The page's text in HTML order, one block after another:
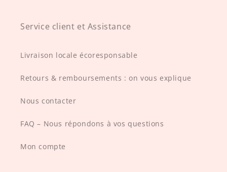
Service client et Assistance
Livraison locale écoresponsable
Retours & remboursements : on vous explique
Nous contacter
FAQ – Nous répondons à vos questions
Mon compte